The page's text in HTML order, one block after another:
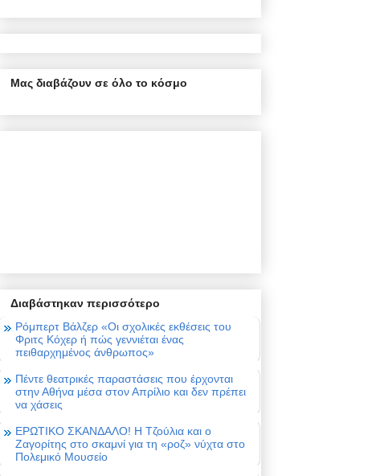
Μας διαβάζουν σε όλο το κόσμο
Διαβάστηκαν περισσότερο
Ρόμπερτ Βάλζερ «Οι σχολικές εκθέσεις του
Φριτς Κόχερ ή πώς γεννιέται ένας
πειθαρχημένος άνθρωπος»
Πέντε θεατρικές παραστάσεις που έρχονται
στην Αθήνα μέσα στον Απρίλιο και δεν πρέπει
να χάσεις
ΕΡΩΤΙΚΟ ΣΚΑΝΔΑΛΟ! Η Τζούλια και ο
Ζαγορίτης στο σκαμνί για τη «ροζ» νύχτα στο
Πολεμικό Μουσείο